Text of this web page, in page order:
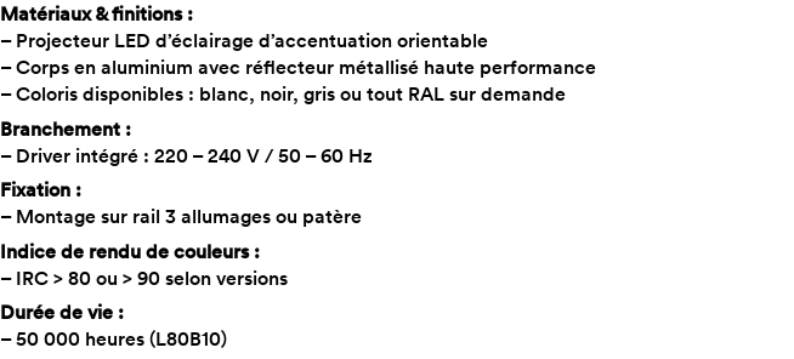
Matériaux & finitions :
– Projecteur LED d’éclairage d’accentuation orientable
– Corps en aluminium avec réflecteur métallisé haute performance
– Coloris disponibles : blanc, noir, gris ou tout RAL sur demande
Branchement :
– Driver intégré : 220 – 240 V / 50 – 60 Hz
Fixation :
– Montage sur rail 3 allumages ou patère
Indice de rendu de couleurs :
– IRC > 80 ou > 90 selon versions
Durée de vie :
– 50 000 heures (L80B10)